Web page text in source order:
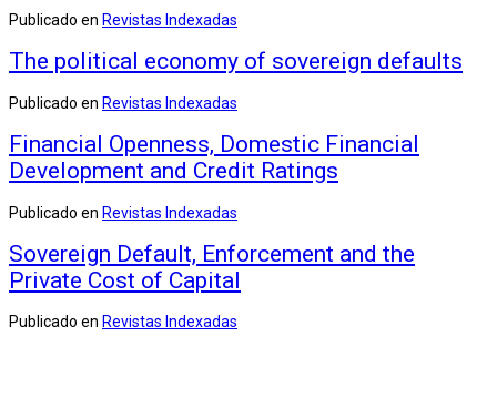
Publicado en Revistas Indexadas
The political economy of sovereign defaults
Publicado en Revistas Indexadas
Financial Openness, Domestic Financial
Development and Credit Ratings
Publicado en Revistas Indexadas
Sovereign Default, Enforcement and the
Private Cost of Capital
Publicado en Revistas Indexadas